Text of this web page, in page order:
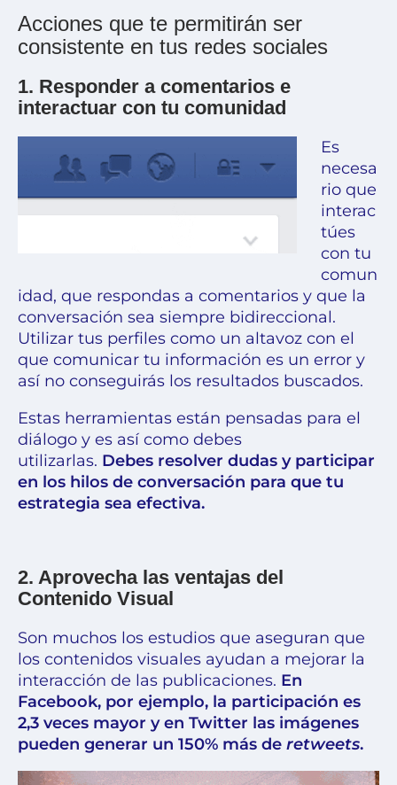
Acciones que te permitirán ser
consistente en tus redes sociales
1. Responder a comentarios e
interactuar con tu comunidad
Es
necesa
rio que
interac
túes
con tu
comun
idad, que respondas a comentarios y que la
conversación sea siempre bidireccional.
Utilizar tus perfiles como un altavoz con el
que comunicar tu información es un error y
así no conseguirás los resultados buscados.
Estas herramientas están pensadas para el
diálogo y es así como debes
utilizarlas. Debes resolver dudas y participar
en los hilos de conversación para que tu
estrategia sea efectiva.
2. Aprovecha las ventajas del
Contenido Visual
Son muchos los estudios que aseguran que
los contenidos visuales ayudan a mejorar la
interacción de las publicaciones. En
Facebook, por ejemplo, la participación es
2,3 veces mayor y en Twitter las imágenes
pueden generar un 150% más de retweets.